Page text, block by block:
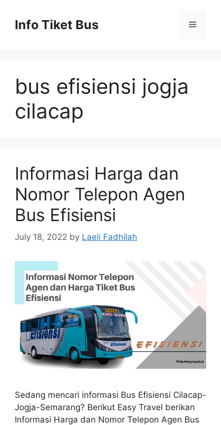
contentInfo Tiket Bus Menu
bus efisiensi jogja
cilacap
Informasi Harga dan
Nomor Telepon Agen
Bus Efisiensi
July 18, 2022 by Laeli Fadhilah
Sedang mencari informasi Bus Efisiensi Cilacap-
Jogja-Semarang? Berikut Easy Travel berikan
Informasi Harga dan Nomor Telepon Agen Bus